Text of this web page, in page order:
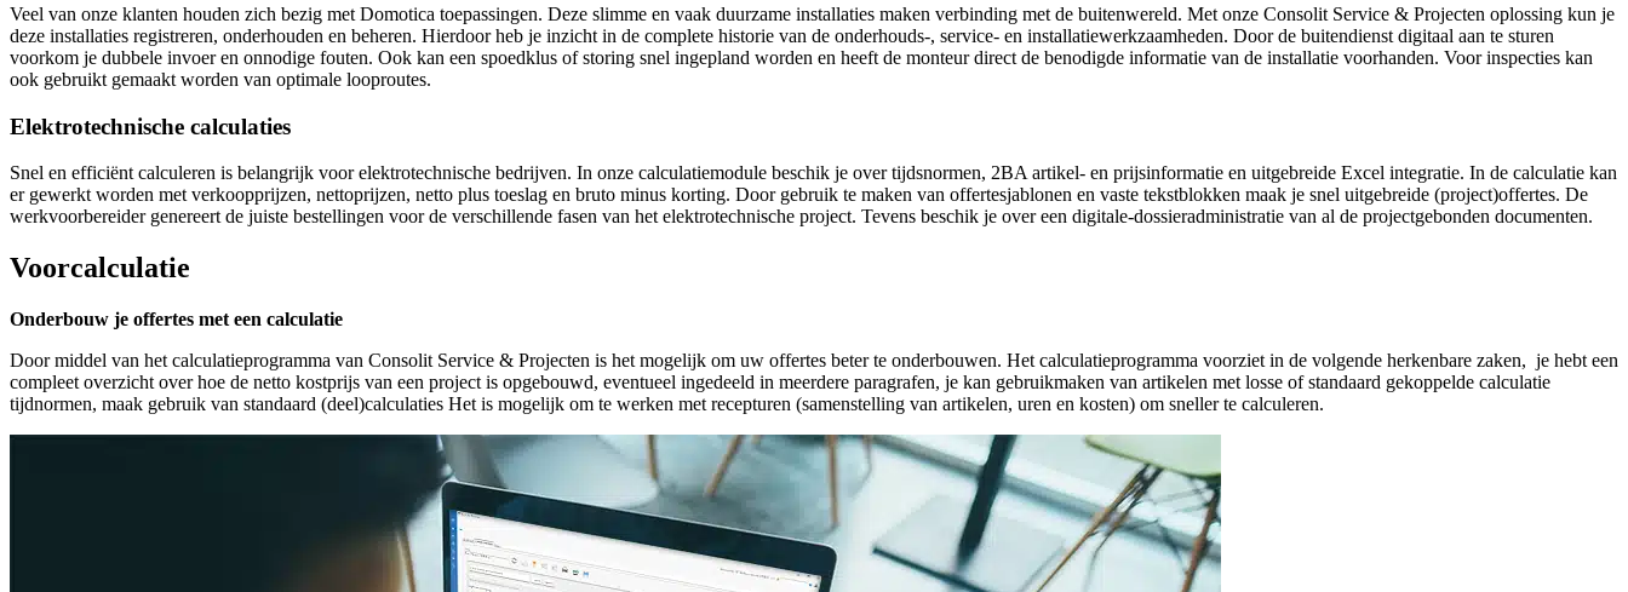
Veel van onze klanten houden zich bezig met Domotica toepassingen. Deze slimme en vaak duurzame installaties maken verbinding met de buitenwereld. Met onze Consolit Service & Projecten oplossing kun je
deze installaties registreren, onderhouden en beheren. Hierdoor heb je inzicht in de complete historie van de onderhouds-, service- en installatiewerkzaamheden. Door de buitendienst digitaal aan te sturen
voorkom je dubbele invoer en onnodige fouten. Ook kan een spoedklus of storing snel ingepland worden en heeft de monteur direct de benodigde informatie van de installatie voorhanden. Voor inspecties kan
ook gebruikt gemaakt worden van optimale looproutes.
Elektrotechnische calculaties
Snel en efficiënt calculeren is belangrijk voor elektrotechnische bedrijven. In onze calculatiemodule beschik je over tijdsnormen, 2BA artikel- en prijsinformatie en uitgebreide Excel integratie. In de calculatie kan
er gewerkt worden met verkoopprijzen, nettoprijzen, netto plus toeslag en bruto minus korting. Door gebruik te maken van offertesjablonen en vaste tekstblokken maak je snel uitgebreide (project)offertes. De
werkvoorbereider genereert de juiste bestellingen voor de verschillende fasen van het elektrotechnische project. Tevens beschik je over een digitale-dossieradministratie van al de projectgebonden documenten.
Voorcalculatie
Onderbouw je offertes met een calculatie
Door middel van het calculatieprogramma van Consolit Service & Projecten is het mogelijk om uw offertes beter te onderbouwen. Het calculatieprogramma voorziet in de volgende herkenbare zaken, je hebt een
compleet overzicht over hoe de netto kostprijs van een project is opgebouwd, eventueel ingedeeld in meerdere paragrafen, je kan gebruikmaken van artikelen met losse of standaard gekoppelde calculatie
tijdnormen, maak gebruik van standaard (deel)calculaties Het is mogelijk om te werken met recepturen (samenstelling van artikelen, uren en kosten) om sneller te calculeren.